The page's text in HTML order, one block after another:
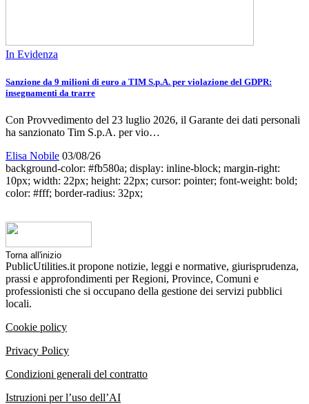
In Evidenza
Sanzione da 9 milioni di euro a TIM S.p.A. per violazione del GDPR:
insegnamenti da trarre
Con Provvedimento del 23 luglio 2026, il Garante dei dati personali
ha sanzionato Tim S.p.A. per vio…
Elisa Nobile 03/08/26
background-color: #fb580a; display: inline-block; margin-right:
10px; width: 22px; height: 22px; cursor: pointer; font-weight: bold;
color: #fff; border-radius: 32px;
Torna all'inizio
PublicUtilities.it propone notizie, leggi e normative, giurisprudenza,
prassi e approfondimenti per Regioni, Province, Comuni e
professionisti che si occupano della gestione dei servizi pubblici
locali.
Cookie policy
Privacy Policy
Condizioni generali del contratto
Istruzioni per l’uso dell’AI